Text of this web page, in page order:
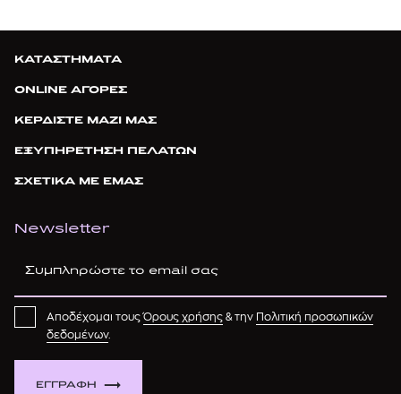
ΚΑΤΑΣΤΗΜΑΤΑ
ONLINE ΑΓΟΡΕΣ
ΚΕΡΔΙΣΤΕ ΜΑΖΙ ΜΑΣ
ΕΞΥΠΗΡΕΤΗΣΗ ΠΕΛΑΤΩΝ
ΣΧΕΤΙΚΑ ΜΕ ΕΜΑΣ
Newsletter
ΕΓΓΡΑΦΗ
Αποδέχομαι τουςΌρους χρήσης & την Πολιτική προσωπικών
δεδομένων.